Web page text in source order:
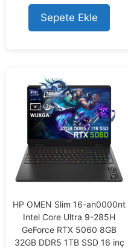
t
o
f
5
Sepete Ekle
HP OMEN Slim 16-an0000nt
Intel Core Ultra 9-285H
GeForce RTX 5060 8GB
32GB DDR5 1TB SSD 16 inç